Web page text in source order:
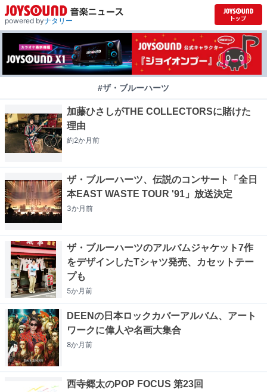
powered byナタリー
#ザ・ブルーハーツ
加藤ひさしがTHE COLLECTORSに賭けた
理由
約2か月前
ザ・ブルーハーツ、伝説のコンサート「全日
本EAST WASTE TOUR '91」放送決定
3か月前
ザ・ブルーハーツのアルバムジャケット7作
をデザインしたTシャツ発売、カセットテー
プも
5か月前
DEENの日本ロックカバーアルバム、アート
ワークに偉人や名画大集合
8か月前
西寺郷太のPOP FOCUS 第23回